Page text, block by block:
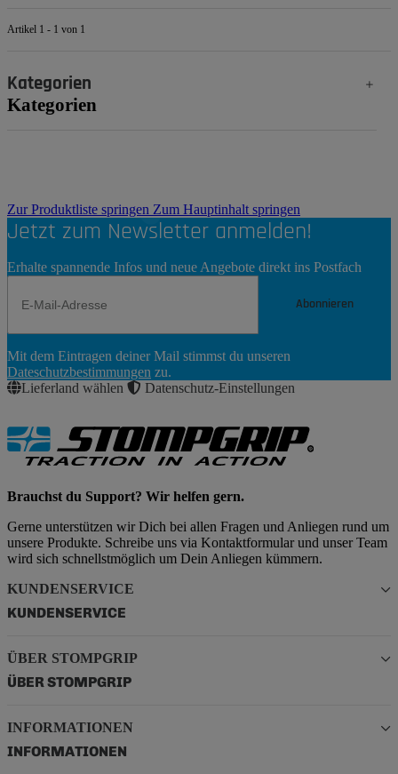
Artikel 1 - 1 von 1
Kategorien
Kategorien
Zur Produktliste springen Zum Hauptinhalt springen
Jetzt zum Newsletter anmelden!
Erhalte spannende Infos und neue Angebote direkt ins Postfach
Abonnieren
Abonnieren
Mit dem Eintragen deiner Mail stimmst du unseren
Dateschutzbestimmungen zu.
Lieferland wählen
Datenschutz-Einstellungen
Brauchst du Support? Wir helfen gern.
Gerne unterstützen wir Dich bei allen Fragen und Anliegen rund um
unsere Produkte. Schreibe uns via Kontaktformular und unser Team
wird sich schnellstmöglich um Dein Anliegen kümmern.
KUNDENSERVICE
KUNDENSERVICE
ÜBER STOMPGRIP
ÜBER STOMPGRIP
INFORMATIONEN
INFORMATIONEN